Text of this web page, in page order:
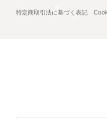
特定商取引法に基づく表記